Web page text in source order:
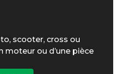
scooter, cross ou
moteur ou d’une pièce